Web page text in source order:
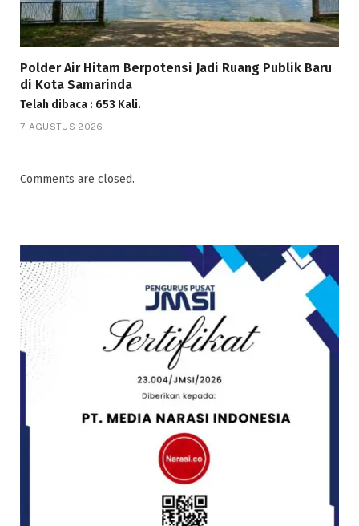
Polder Air Hitam Berpotensi Jadi Ruang Publik Baru
di Kota Samarinda
Telah dibaca : 653 Kali.
7 AGUSTUS 2026
Comments are closed.